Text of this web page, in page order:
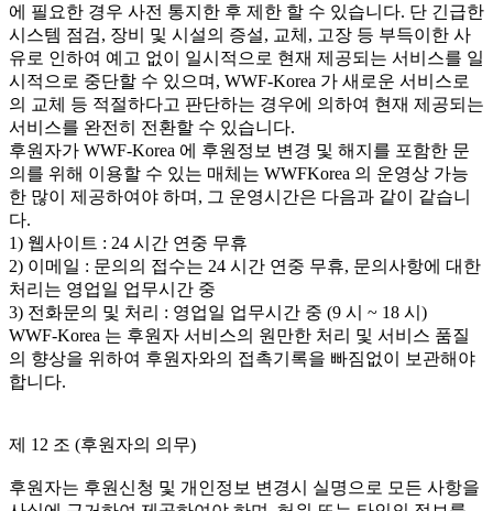
에 필요한 경우 사전 통지한 후 제한 할 수 있습니다. 단 긴급한
시스템 점검, 장비 및 시설의 증설, 교체, 고장 등 부득이한 사
유로 인하여 예고 없이 일시적으로 현재 제공되는 서비스를 일
시적으로 중단할 수 있으며, WWF-Korea 가 새로운 서비스로
의 교체 등 적절하다고 판단하는 경우에 의하여 현재 제공되는
서비스를 완전히 전환할 수 있습니다.
후원자가 WWF-Korea 에 후원정보 변경 및 해지를 포함한 문
의를 위해 이용할 수 있는 매체는 WWFKorea 의 운영상 가능
한 많이 제공하여야 하며, 그 운영시간은 다음과 같이 같습니
다.
1) 웹사이트 : 24 시간 연중 무휴
2) 이메일 : 문의의 접수는 24 시간 연중 무휴, 문의사항에 대한
처리는 영업일 업무시간 중
3) 전화문의 및 처리 : 영업일 업무시간 중 (9 시 ~ 18 시)
WWF-Korea 는 후원자 서비스의 원만한 처리 및 서비스 품질
의 향상을 위하여 후원자와의 접촉기록을 빠짐없이 보관해야
합니다.
제 12 조 (후원자의 의무)
후원자는 후원신청 및 개인정보 변경시 실명으로 모든 사항을